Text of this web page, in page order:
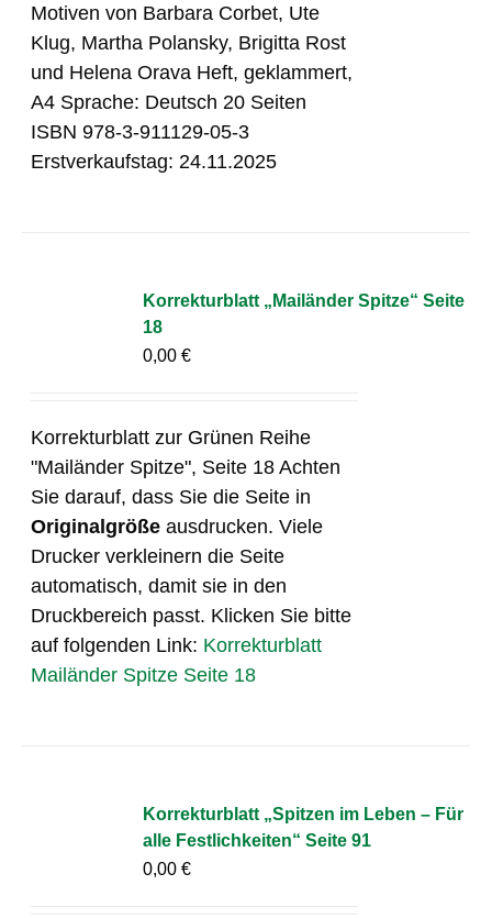
Motiven von Barbara Corbet, Ute
Klug, Martha Polansky, Brigitta Rost
und Helena Orava Heft, geklammert,
A4 Sprache: Deutsch 20 Seiten
ISBN 978-3-911129-05-3
Erstverkaufstag: 24.11.2025
Korrekturblatt „Mailänder Spitze“ Seite
18
0,00€
Korrekturblatt zur Grünen Reihe
"Mailänder Spitze", Seite 18 Achten
Sie darauf, dass Sie die Seite in
Originalgröße ausdrucken. Viele
Drucker verkleinern die Seite
automatisch, damit sie in den
Druckbereich passt. Klicken Sie bitte
auf folgenden Link: Korrekturblatt
Mailänder Spitze Seite 18
Korrekturblatt „Spitzen im Leben – Für
alle Festlichkeiten“ Seite 91
0,00€